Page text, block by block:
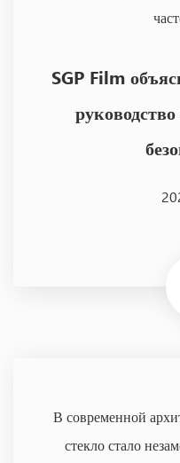
SGP Film
В современной
стекло стало